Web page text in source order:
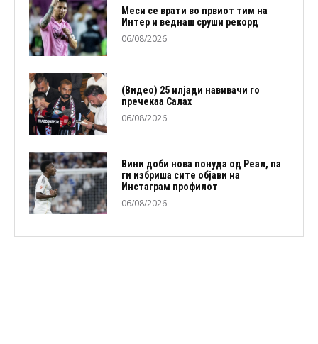
Меси се врати во првиот тим на
Интер и веднаш сруши рекорд
06/08/2026
(Видео) 25 илјади навивачи го
пречекаа Салах
06/08/2026
Вини доби нова понуда од Реал, па
ги избриша сите објави на
Инстаграм профилот
06/08/2026